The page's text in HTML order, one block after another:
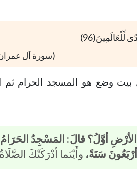
لِّلْعَالَمِينَ(96)
(سورة آل
بيت وضع هو المسجد الحرام ثم
أوَّلُ؟ قالَ: المَسْجِدُ الحَرَامُ
سَنَةً، وأَيْنَما أدْرَكَتْكَ الصَّلَاةُ